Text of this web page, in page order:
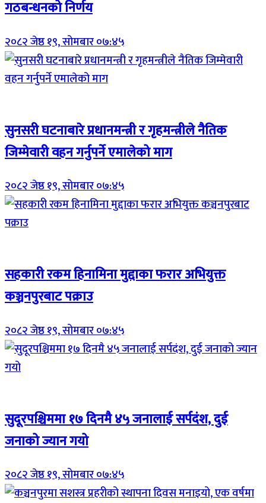
गठबन्धनको निर्णय
२०८२ जेष्ठ १९, सोमबार ०७:४५
सुनसरी घटनाबारे प्रधानमन्त्री र गृहमन्त्रीले नैतिक
जिम्मेवारी वहन गर्नुपर्ने एमालेको माग
२०८२ जेष्ठ १९, सोमबार ०७:४५
सहकारी रकम हिनामिना मुद्दाका फरार अभियुक्त
कञ्चनपुरबाट पक्राउ
२०८२ जेष्ठ १९, सोमबार ०७:४५
सुदूरपश्चिममा १७ दिनमै ४५ जनालाई सर्पदंश, दुई
जनाको ज्यान गयो
२०८२ जेष्ठ १९, सोमबार ०७:४५